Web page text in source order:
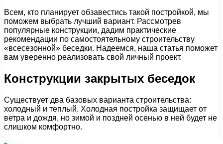
Всем, кто планирует обзавестись такой постройкой, мы
поможем выбрать лучший вариант. Рассмотрев
популярные конструкции, дадим практические
рекомендации по самостоятельному строительству
«всесезонной» беседки. Надеемся, наша статья поможет
вам уверенно реализовать свой личный проект.
Конструкции закрытых беседок
Существует два базовых варианта строительства:
холодный и теплый. Холодная постройка защищает от
ветра и дождя, но зимой и поздней осенью в ней будет не
слишком комфортно.